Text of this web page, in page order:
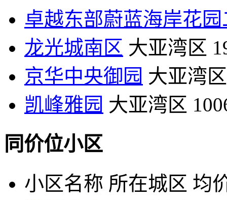
卓越东部蔚蓝海岸花园
龙光城南区 大亚湾区
京华中央御园 大亚湾区
凯峰雅园 大亚湾区
同价位小区
小区名称 所在城区 均